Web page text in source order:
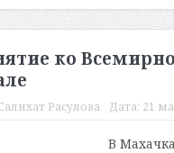
ко
Расулова Дата: 21
В